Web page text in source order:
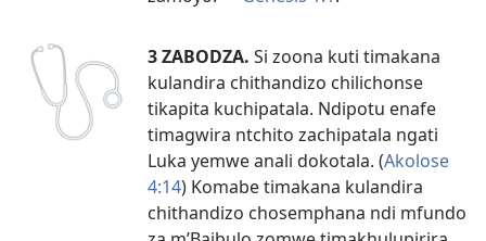
3 ZABODZA. Si zoona kuti timakana
kulandira chithandizo chilichonse
tikapita kuchipatala. Ndipotu enafe
timagwira ntchito zachipatala ngati
Luka yemwe anali dokotala. (Akolose
4:14) Komabe timakana kulandira
chithandizo chosemphana ndi mfundo